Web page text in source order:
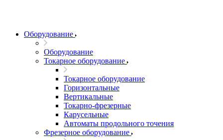
Оборудование
Оборудование
Токарное оборудование
Токарное оборудование
Горизонтальные
Вертикальные
Токарно-фрезерные
Карусельные
Автоматы продольного точения
Фрезерное оборудование